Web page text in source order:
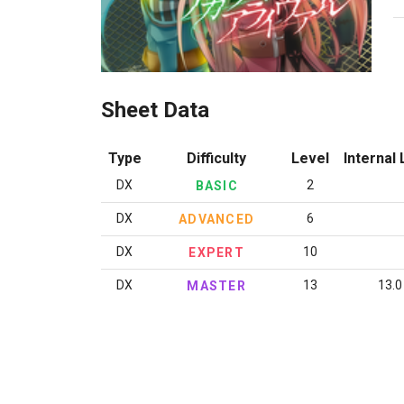
Sheet Data
Type Difficulty Level Internal
DX BASIC 2
DX ADVANCED 6
DX EXPERT 10
DX MASTER 13 13.0